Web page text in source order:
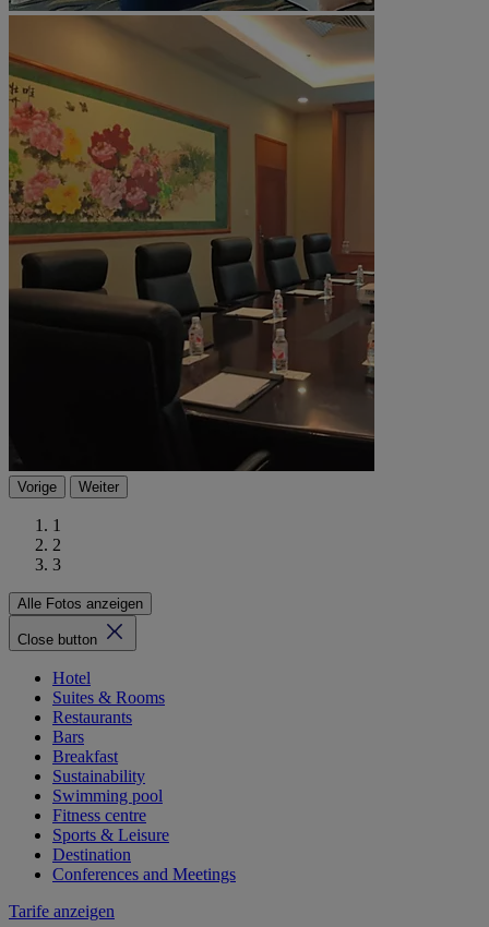
Vorige Weiter
1
2
3
Alle Fotos anzeigen
Close button
Hotel
Suites & Rooms
Restaurants
Bars
Breakfast
Sustainability
Swimming pool
Fitness centre
Sports & Leisure
Destination
Conferences and Meetings
Tarife anzeigen